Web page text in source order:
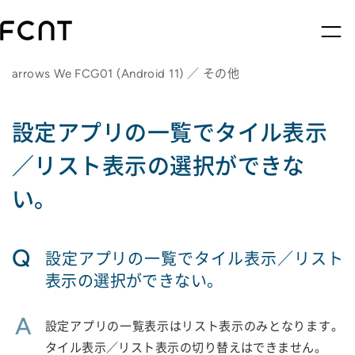
arrows We FCG01 (Android 11) ／ その他
設定アプリの一覧でタイル表示
／リスト表示の選択ができな
い。
Q
設定アプリの一覧でタイル表示／リスト
表示の選択ができない。
A
設定アプリの一覧表示はリスト表示のみとなります。
タイル表示／リスト表示の切り替えはできません。